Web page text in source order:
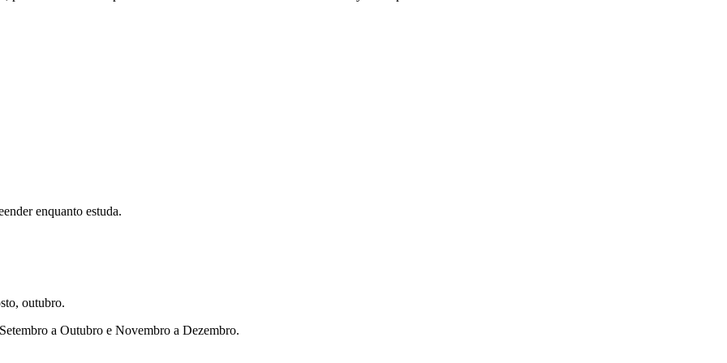
enquanto estuda.
outubro.
a Outubro e Novembro a Dezembro.